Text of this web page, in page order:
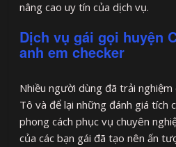
nâng cao uy tín của dịch vụ.
Dịch vụ gái gọi huyện
anh em checker
Nhiều người dùng đã trải
Tô và để lại những đánh giá tích
phong cách phục vụ chuyên
của các bạn gái đã tạo nên ấn